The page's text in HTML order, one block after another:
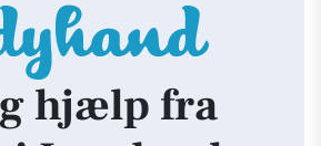
hjælp fra